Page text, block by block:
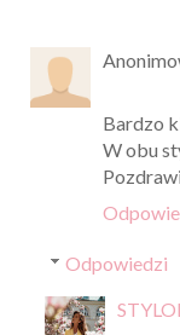
Bardzo
W obu
Odpowiedzi